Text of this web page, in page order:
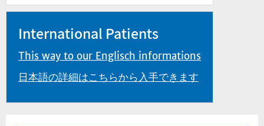
International Patients
This way to our Englisch informations
日本語の詳細はこちらから入手できます